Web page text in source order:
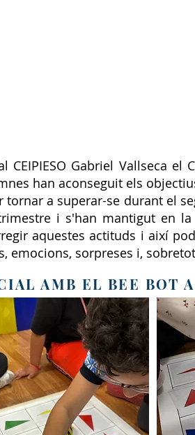
Gabriel Vallseca el
han aconseguit els
a superar-se durant el
i s'han mantigut en
aquestes actituds i així
emocions, sorpreses i,
AMB EL BEE BOT